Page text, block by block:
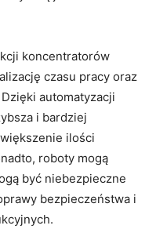
koncentratorów
czasu ​pracy oraz
automatyzacji
i ‌bardziej⁤
ilości
roboty ‌mogą
być niebezpieczne⁤
​bezpieczeństwa i